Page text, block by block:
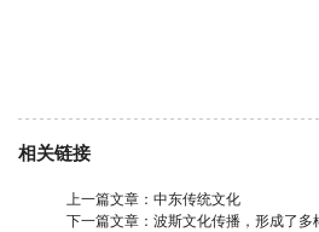
相关链接
上一篇文章： 中东传统文化
下一篇文章： 波斯文化传播，形成了